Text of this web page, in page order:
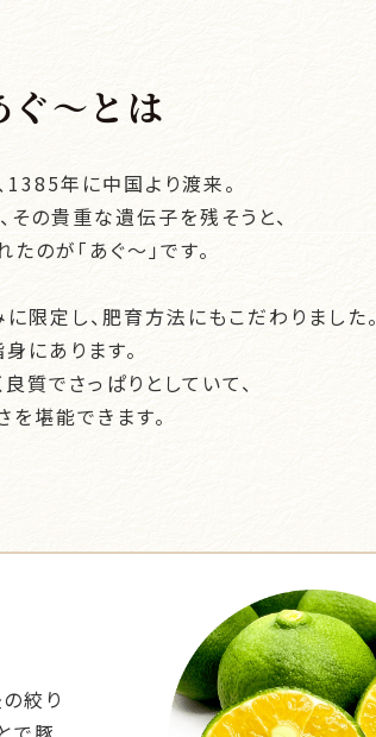
ぐ～とは
1385年に中国より渡来。
の貴重な遺伝子を残そうと、
のが「あぐ～」です。
限定し、肥育方法にもこだわりました。
にあります。
質でさっぱりとしていて、
堪能できます。
絞り